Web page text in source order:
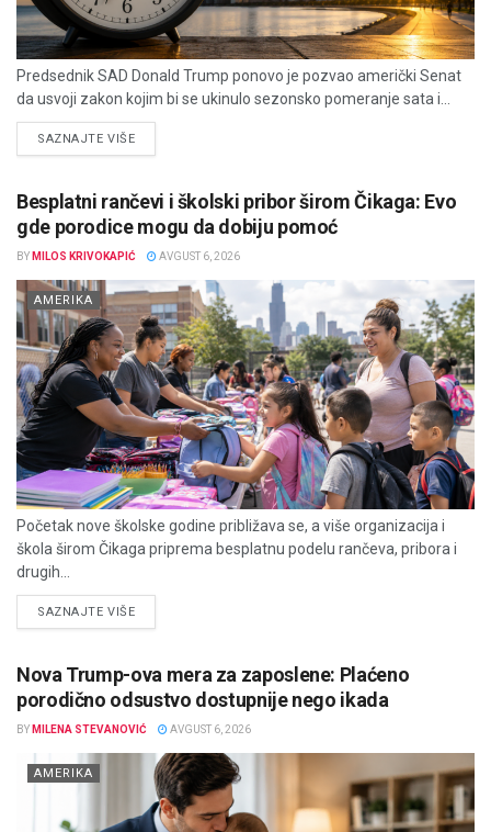
Predsednik SAD Donald Trump ponovo je pozvao američki Senat
da usvoji zakon kojim bi se ukinulo sezonsko pomeranje sata i...
SAZNAJTE VIŠEDETAILS
Besplatni rančevi i školski pribor širom Čikaga: Evo
gde porodice mogu da dobiju pomoć
BY MILOS KRIVOKAPIĆ AVGUST 6, 2026
AMERIKA
Početak nove školske godine približava se, a više organizacija i
škola širom Čikaga priprema besplatnu podelu rančeva, pribora i
drugih...
SAZNAJTE VIŠEDETAILS
Nova Trump-ova mera za zaposlene: Plaćeno
porodično odsustvo dostupnije nego ikada
BY MILENA STEVANOVIĆ AVGUST 6, 2026
AMERIKA